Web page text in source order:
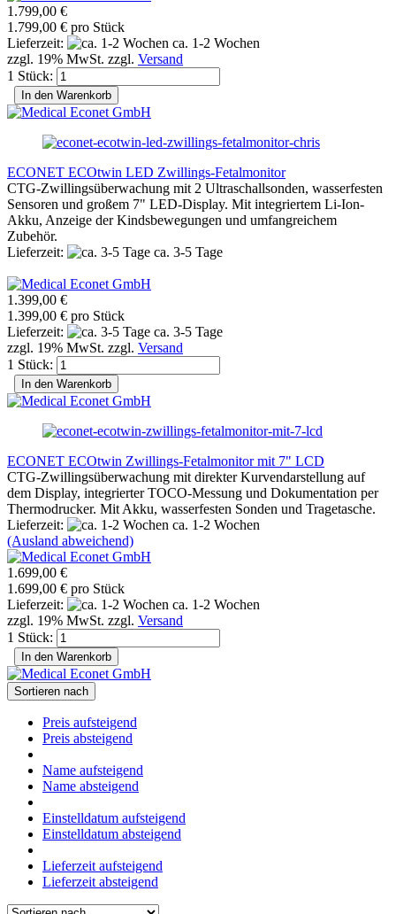
1.799,00 €
1.799,00 € pro Stück
Lieferzeit:
ca. 1-2 Wochen
zzgl. 19% MwSt. zzgl. Versand
1 Stück:
In den Warenkorb
ECONET ECOtwin LED Zwillings-Fetalmonitor
CTG-Zwillingsüberwachung mit 2 Ultraschallsonden, wasserfesten
Sensoren und großem 7" LED-Display. Mit integriertem Li-Ion-
Akku, Anzeige der Kindsbewegungen und umfangreichem
Zubehör.
Lieferzeit:
ca. 3-5 Tage
1.399,00 €
1.399,00 € pro Stück
Lieferzeit:
ca. 3-5 Tage
zzgl. 19% MwSt. zzgl. Versand
1 Stück:
In den Warenkorb
ECONET ECOtwin Zwillings-Fetalmonitor mit 7" LCD
CTG-Zwillingsüberwachung mit direkter Kurvendarstellung auf
dem Display, integrierter TOCO-Messung und Dokumentation per
Thermodrucker. Mit Akku, wasserfesten Sonden und Tragetasche.
Lieferzeit:
ca. 1-2 Wochen
(Ausland abweichend)
1.699,00 €
1.699,00 € pro Stück
Lieferzeit:
ca. 1-2 Wochen
zzgl. 19% MwSt. zzgl. Versand
1 Stück:
In den Warenkorb
Sortieren nach
Preis aufsteigend
Preis absteigend
Name aufsteigend
Name absteigend
Einstelldatum aufsteigend
Einstelldatum absteigend
Lieferzeit aufsteigend
Lieferzeit absteigend